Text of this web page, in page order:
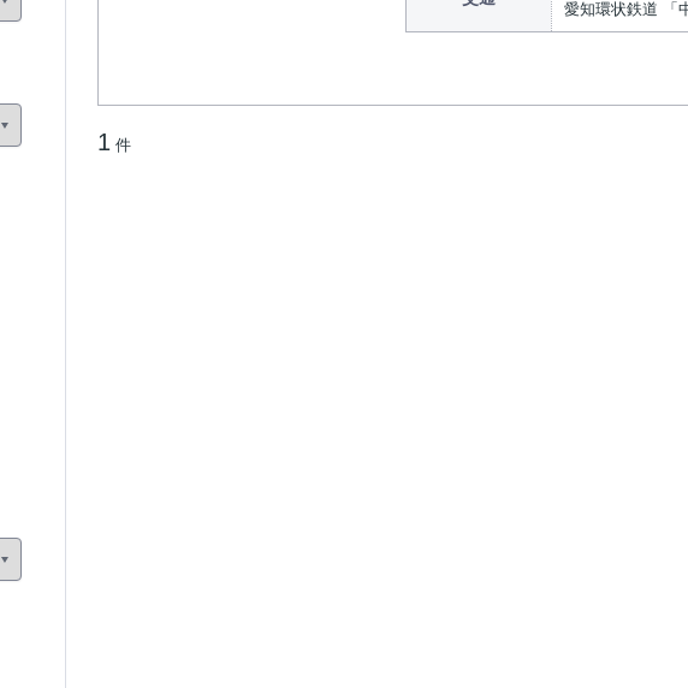
愛知環状鉄道 「
1 件